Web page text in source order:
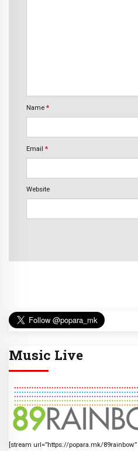
Name *
Email *
Website
Music Live
[stream url=”https://popara.mk/89rainbow”